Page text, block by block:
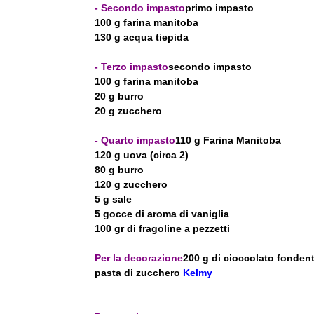
- Secondo impastoprimo impasto
100 g farina manitoba
130 g acqua tiepida
- Terzo impastosecondo impasto
100 g farina manitoba
20 g burro
20 g zucchero
- Quarto impasto110 g Farina Manitoba
120 g uova (circa 2)
80 g burro
120 g zucchero
5 g sale
5 gocce di aroma di vaniglia
100 gr di fragoline a pezzetti
Per la decorazione200 g di cioccolato
pasta di zucchero Kelmy